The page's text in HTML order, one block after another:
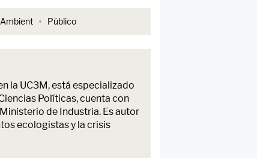
Público
la UC3M, está especializado
Políticas, cuenta con
de Industria. Es autor
ecologistas y la crisis